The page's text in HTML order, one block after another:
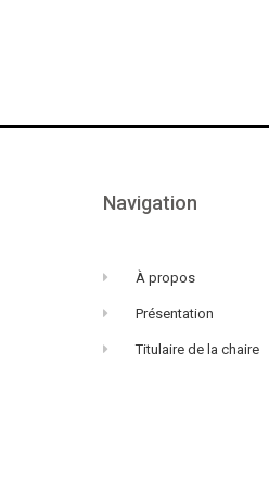
Navigation
À propos
Présentation
Titulaire de la chaire